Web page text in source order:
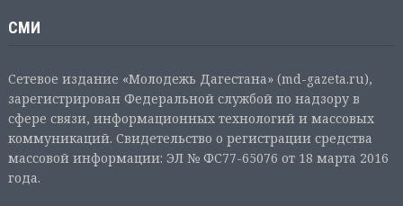
СМИ
Сетевое издание «Молодежь Дагестана» (md-gazeta.ru),
зарегистрирован Федеральной службой по надзору в
сфере связи, информационных технологий и массовых
коммуникаций. Свидетельство о регистрации средства
массовой информации: ЭЛ № ФС77-65076 от 18 марта 2016
года.